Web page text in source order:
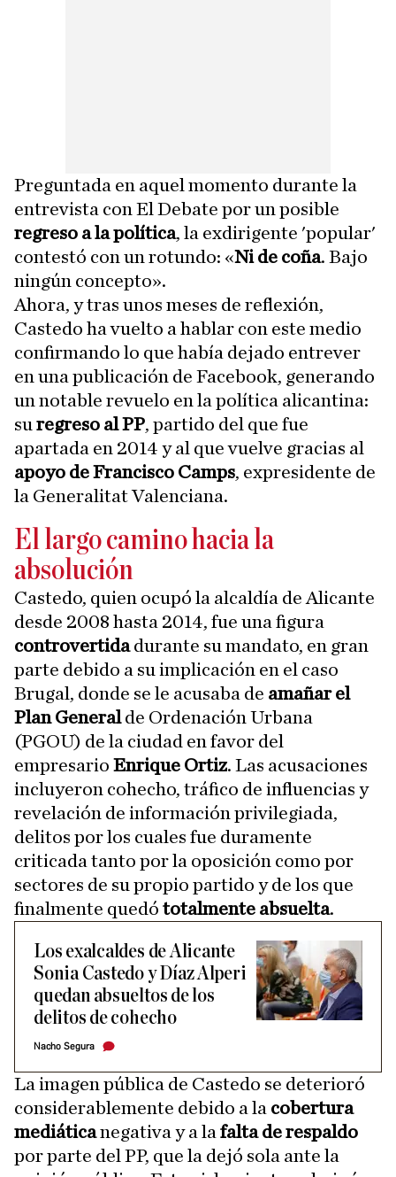
Preguntada en aquel momento durante la
entrevista con El Debate por un posible
regreso a la política, la exdirigente 'popular'
contestó con un rotundo: «Ni de coña. Bajo
ningún concepto».
Ahora, y tras unos meses de reflexión,
Castedo ha vuelto a hablar con este medio
confirmando lo que había dejado entrever
en una publicación de Facebook, generando
un notable revuelo en la política alicantina:
su regreso al PP, partido del que fue
apartada en 2014 y al que vuelve gracias al
apoyo de Francisco Camps, expresidente de
la Generalitat Valenciana.
El largo camino hacia la
absolución
Castedo, quien ocupó la alcaldía de Alicante
desde 2008 hasta 2014, fue una figura
controvertidadurante su mandato, en gran
parte debido a su implicación en el caso
Brugal, donde se le acusaba de amañar el
Plan Generalde Ordenación Urbana
(PGOU) de la ciudad en favor del
empresario Enrique Ortiz. Las acusaciones
incluyeron cohecho, tráfico de influencias y
revelación de información privilegiada,
delitos por los cuales fue duramente
criticada tanto por la oposición como por
sectores de su propio partido y de los que
finalmente quedó totalmente absuelta.
Los exalcaldes de Alicante
Sonia Castedo y Díaz Alperi
quedan absueltos de los
delitos de cohecho
Nacho Segura
La imagen pública de Castedo se deterioró
considerablemente debido a la cobertura
mediáticanegativa y a la falta de respaldo
por parte del PP, que la dejó sola ante la